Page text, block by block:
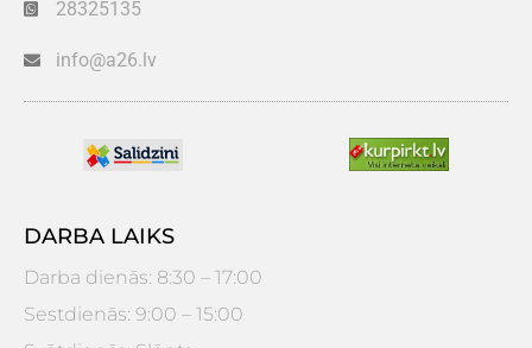
28325135
info@a26.lv
DARBA LAIKS
Darba dienās: 8:30 – 17:00
Sestdienās: 9:00 – 15:00